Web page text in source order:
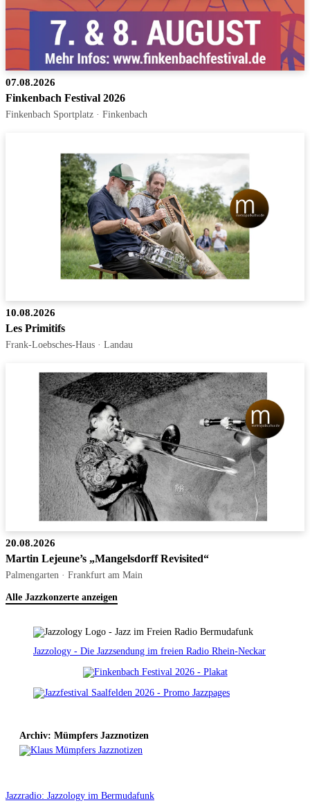
07.08.2026
Finkenbach Festival 2026
Finkenbach Sportplatz · Finkenbach
10.08.2026
Les Primitifs
Frank-Loebsches-Haus · Landau
20.08.2026
Martin Lejeune’s „Mangelsdorff Revisited“
Palmengarten · Frankfurt am Main
Alle Jazzkonzerte anzeigen
Jazzology - Die Jazzsendung im freien Radio Rhein-Neckar
Archiv: Mümpfers Jazznotizen
Jazzradio: Jazzology im Bermudafunk